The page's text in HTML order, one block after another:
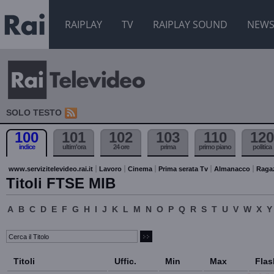
RAIPLAY TV RAIPLAY SOUND NEWS
SOLO TESTO
100
indice
101
ultim'ora
102
24 ore
103
prima
110
primo piano
120
politica
www.servizitelevideo.rai.it Lavoro Cinema Prima serata Tv Almanacco
Titoli FTSE MIB
A B C D E F G H I J K L M N O P Q R S T U V W X Y
Titoli Uffic. Min Max